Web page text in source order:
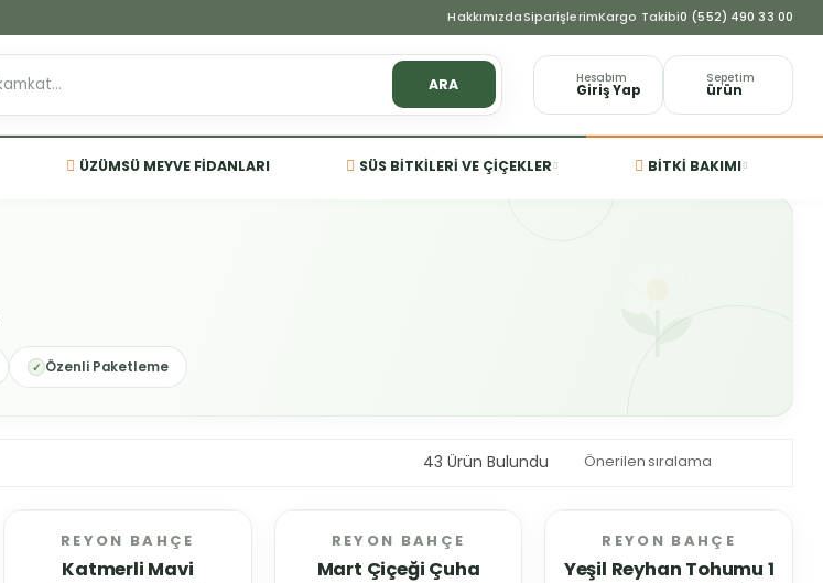
Hakkımızda SiparişlerimKargo Takibi0 (552) 490 33 00
ARA Hesabım
Giriş Yap
Sepetim
ürün
ÜZÜMSÜ MEYVE FIDANLARI SÜS BITKILERI VE ÇIÇEKLER BITKI BAKIMI
Özenli Paketleme
43 Ürün Bulundu
REYON BAHÇE
Katmerli Mavi
REYON BAHÇE
Mart Çiçeği Çuha
REYON BAHÇE
Yeşil Reyhan Tohumu 1